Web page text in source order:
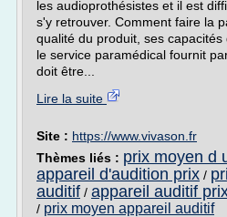
les audioprothésistes et il est
s'y retrouver. Comment faire la
qualité du produit, ses
le service paramédical fournit
doit être...
Lire la suite
Site : https://www.vivason.fr
Thèmes liés : prix moyen d
appareil d'audition prix /
auditif / appareil auditif
/ prix moyen appareil auditif